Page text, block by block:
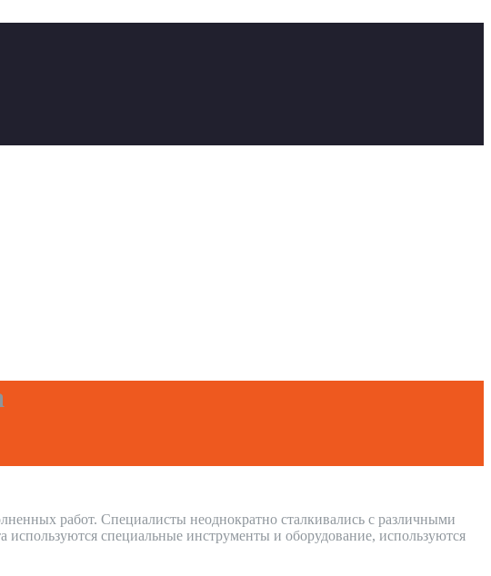
работ. Специалисты неоднократно сталкивались с различными
специальные инструменты и оборудование, используются